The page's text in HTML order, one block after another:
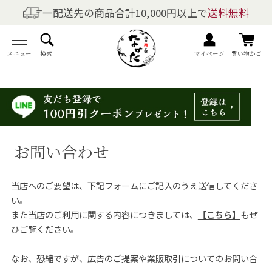
一配送先の商品合計10,000円以上で送料無料
メニュー 検索 マイページ 買い物かご
商品を探す
全商品一覧
梅干しの商品一覧
梅酒の商品一覧
梅製品・その他の商品一覧
メニュー
トップページ
マイページ
お問い合わせ
当店へのご要望は、下記フォームにご記入のうえ送信してくださ
い。
また当店のご利用に関する内容につきましては、
【こちら】 もぜ
ひご覧ください。
なお、恐縮ですが、広告のご提案や業販取引についてのお問い合